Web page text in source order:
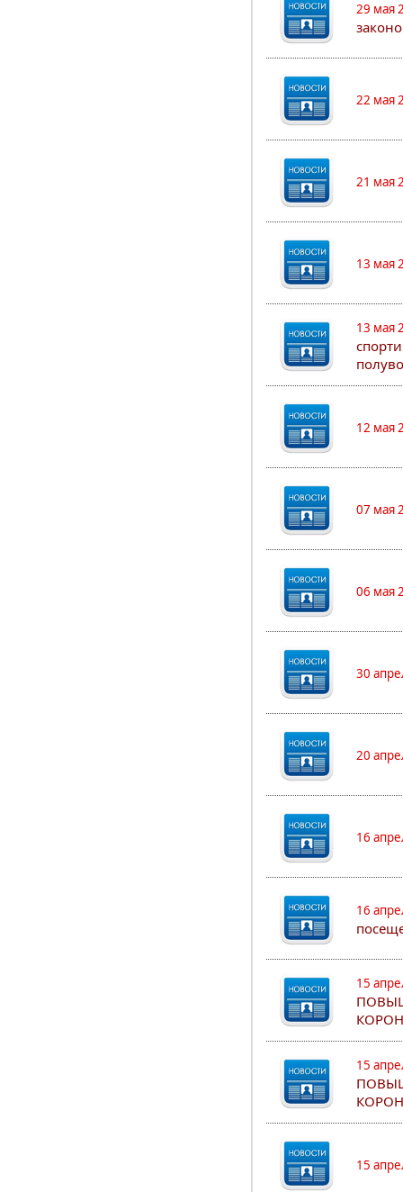
29 мая
22 мая
21 мая
13 мая
13 мая
12 мая
07 мая
06 мая
30
20
16
16
15
15
15